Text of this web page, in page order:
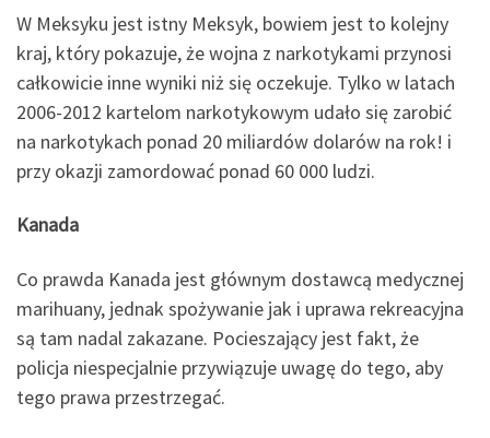
W Meksyku jest istny Meksyk, bowiem jest to kolejny
kraj, który pokazuje, że wojna z narkotykami przynosi
całkowicie inne wyniki niż się oczekuje. Tylko w latach
2006-2012 kartelom narkotykowym udało się zarobić
na narkotykach ponad 20 miliardów dolarów na rok! i
przy okazji zamordować ponad 60 000 ludzi.
Kanada
Co prawda Kanada jest głównym dostawcą medycznej
marihuany, jednak spożywanie jak i uprawa rekreacyjna
są tam nadal zakazane. Pocieszający jest fakt, że
policja niespecjalnie przywiązuje uwagę do tego, aby
tego prawa przestrzegać.